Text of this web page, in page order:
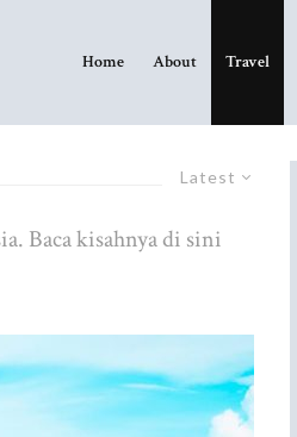
Home About Travel
Latest
Baca kisahnya di sini